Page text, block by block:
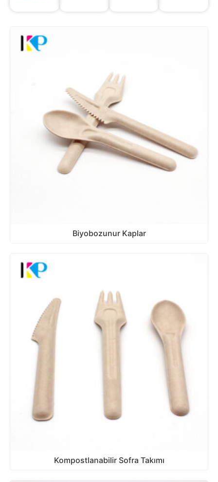
Biyobozunur Kaplar
Kompostlanabilir Sofra Takımı